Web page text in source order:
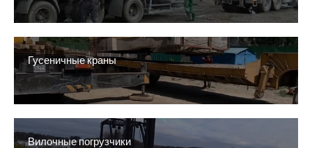
Гусеничные краны
Вилочные погрузчики